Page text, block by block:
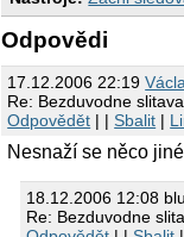
Odpovědi
17.12.2006 22:19
Re: Bezduvodne
Odpovědět | |Sbalit |
Nesnaží se něco
18.12.2006 12:08
Re: Bezduvodne